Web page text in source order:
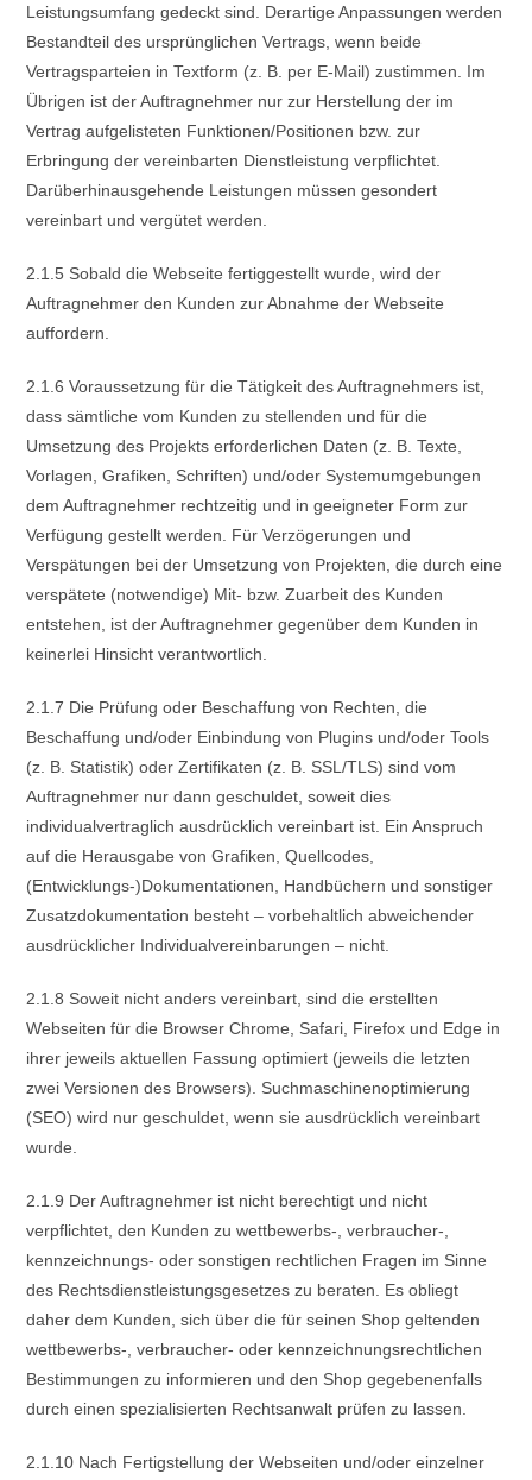
Leistungsumfang gedeckt sind. Derartige Anpassungen werden
Bestandteil des ursprünglichen Vertrags, wenn beide
Vertragsparteien in Textform (z. B. per E-Mail) zustimmen. Im
Übrigen ist der Auftragnehmer nur zur Herstellung der im
Vertrag aufgelisteten Funktionen/Positionen bzw. zur
Erbringung der vereinbarten Dienstleistung verpflichtet.
Darüberhinausgehende Leistungen müssen gesondert
vereinbart und vergütet werden.
2.1.5 Sobald die Webseite fertiggestellt wurde, wird der
Auftragnehmer den Kunden zur Abnahme der Webseite
auffordern.
2.1.6 Voraussetzung für die Tätigkeit des Auftragnehmers ist,
dass sämtliche vom Kunden zu stellenden und für die
Umsetzung des Projekts erforderlichen Daten (z. B. Texte,
Vorlagen, Grafiken, Schriften) und/oder Systemumgebungen
dem Auftragnehmer rechtzeitig und in geeigneter Form zur
Verfügung gestellt werden. Für Verzögerungen und
Verspätungen bei der Umsetzung von Projekten, die durch eine
verspätete (notwendige) Mit- bzw. Zuarbeit des Kunden
entstehen, ist der Auftragnehmer gegenüber dem Kunden in
keinerlei Hinsicht verantwortlich.
2.1.7 Die Prüfung oder Beschaffung von Rechten, die
Beschaffung und/oder Einbindung von Plugins und/oder Tools
(z. B. Statistik) oder Zertifikaten (z. B. SSL/TLS) sind vom
Auftragnehmer nur dann geschuldet, soweit dies
individualvertraglich ausdrücklich vereinbart ist. Ein Anspruch
auf die Herausgabe von Grafiken, Quellcodes,
(Entwicklungs-)Dokumentationen, Handbüchern und sonstiger
Zusatzdokumentation besteht – vorbehaltlich abweichender
ausdrücklicher Individualvereinbarungen – nicht.
2.1.8 Soweit nicht anders vereinbart, sind die erstellten
Webseiten für die Browser Chrome, Safari, Firefox und Edge in
ihrer jeweils aktuellen Fassung optimiert (jeweils die letzten
zwei Versionen des Browsers). Suchmaschinenoptimierung
(SEO) wird nur geschuldet, wenn sie ausdrücklich vereinbart
wurde.
2.1.9 Der Auftragnehmer ist nicht berechtigt und nicht
verpflichtet, den Kunden zu wettbewerbs-, verbraucher-,
kennzeichnungs- oder sonstigen rechtlichen Fragen im Sinne
des Rechtsdienstleistungsgesetzes zu beraten. Es obliegt
daher dem Kunden, sich über die für seinen Shop geltenden
wettbewerbs-, verbraucher- oder kennzeichnungsrechtlichen
Bestimmungen zu informieren und den Shop gegebenenfalls
durch einen spezialisierten Rechtsanwalt prüfen zu lassen.
2.1.10 Nach Fertigstellung der Webseiten und/oder einzelner